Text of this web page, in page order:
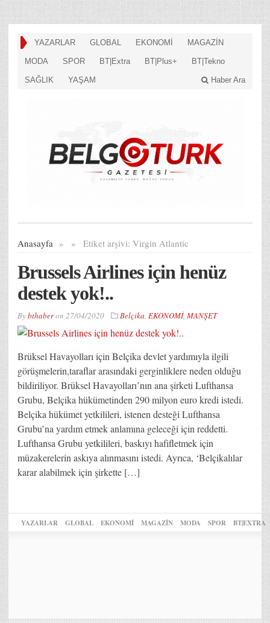
YAZARLAR GLOBAL EKONOMİ MAGAZİN
MODA SPOR BT|Extra BT|Plus+ BT|Tekno
SAĞLIK YAŞAM Haber Ara
Anasayfa » Etiket arşivi:
» Virgin Atlantic
Brussels Airlines için henüz
destek yok!..
Bybthaberon 27/04/2020 Belçika, EKONOMİ, MANŞET
Brüksel Havayolları için Belçika devlet yardımıyla ilgili
görüşmelerin,taraflar arasındaki gerginliklere neden olduğu
bildiriliyor. Brüksel Havayolları’nın ana şirketi Lufthansa
Grubu, Belçika hükümetinden 290 milyon euro kredi istedi.
Belçika hükümet yetkilileri, istenen desteği Lufthansa
Grubu’na yardım etmek anlamına geleceği için reddetti.
Lufthansa Grubu yetkilileri, baskıyı hafifletmek için
müzakerelerin askıya alınmasını istedi. Ayrıca, ‘Belçikalılar
karar alabilmek için şirkette […]
YAZARLAR GLOBAL EKONOMİ MAGAZİN MODA SPOR BT|EXTRA